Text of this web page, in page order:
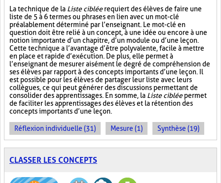
La technique de la Liste cibléerequiert des élèves de faire une
liste de 5 à 6 termes ou phrases en lien avec un mot-clé
préalablement déterminé par l’enseignant. Le mot-clé en
question doit être relié à un concept, à une idée ou encore à une
notion importante d’un chapitre, d’un module ou d’une leçon.
Cette technique a l’avantage d’être polyvalente, facile à mettre
en place et rapide d’exécution. De plus, elle permet à
l’enseignant de mesurer aisément le degré de compréhension de
ses élèves par rapport à des concepts importants d’une leçon. Il
est possible pour les élèves de partager leur liste avec leurs
collègues, ce qui peut générer des discussions permettant de
consolider des apprentissages. En somme, la Liste cibléepermet
de faciliter les apprentissages des élèves et la rétention des
concepts importants d’une leçon.
Réflexion individuelle (31) Mesure (1) Synthèse (19)
CLASSER LES CONCEPTS